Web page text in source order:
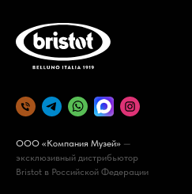
ООО «Компания Музей» —
эксклюзивный дистрибьютор
Bristot в Российской Федерации